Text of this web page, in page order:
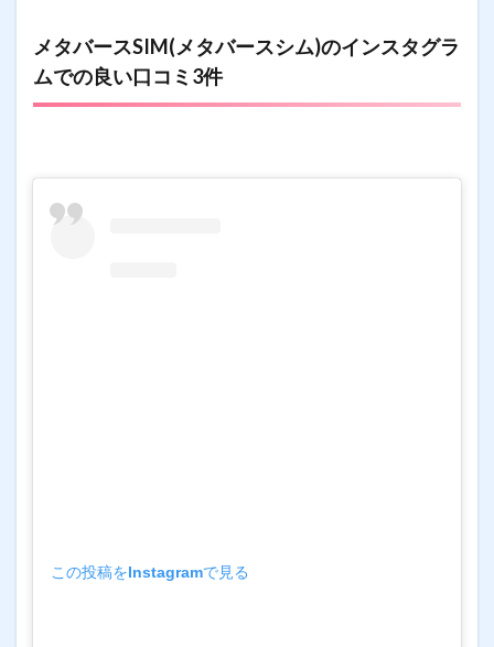
メタバースSIM(メタバースシム)のインスタグラ
ムでの良い口コミ3件
この投稿をInstagramで見る